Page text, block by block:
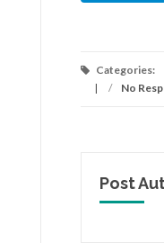
Categories:
/
No
Post